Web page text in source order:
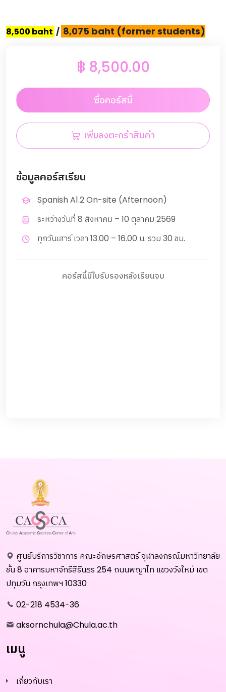
8,500 baht / 8,075 baht (former students)
฿ 8,500.00
ซื้อคอร์สนี้
เพิ่มลงตะกร้าสินค้า
ข้อมูลคอร์สเรียน
Spanish A1.2 On-site (Afternoon)
ระหว่างวันที่ 8 สิงหาคม – 10 ตุลาคม 2569
ทุกวันเสาร์ เวลา 13.00 – 16.00 น. รวม 30 ชม.
คอร์สนี้มีใบรับรองหลังเรียนจบ
ศูนย์บริการวิชาการ คณะอักษรศาสตร์ จุฬาลงกรณ์มหาวิทยาลัย
ชั้น 8 อาคารมหาจักรีสิรินธร 254 ถนนพญาไท แขวงวังใหม่ เขต
ปทุมวัน กรุงเทพฯ 10330
02-218 4534-36
aksornchula@Chula.ac.th
เมนู
เกี่ยวกับเรา